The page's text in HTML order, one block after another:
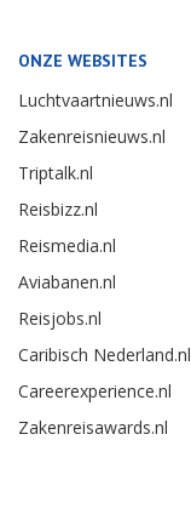
ONZE WEBSITES
Luchtvaartnieuws.nl
Zakenreisnieuws.nl
Triptalk.nl
Reisbizz.nl
Reismedia.nl
Aviabanen.nl
Reisjobs.nl
Caribisch Nederland.nl
Careerexperience.nl
Zakenreisawards.nl